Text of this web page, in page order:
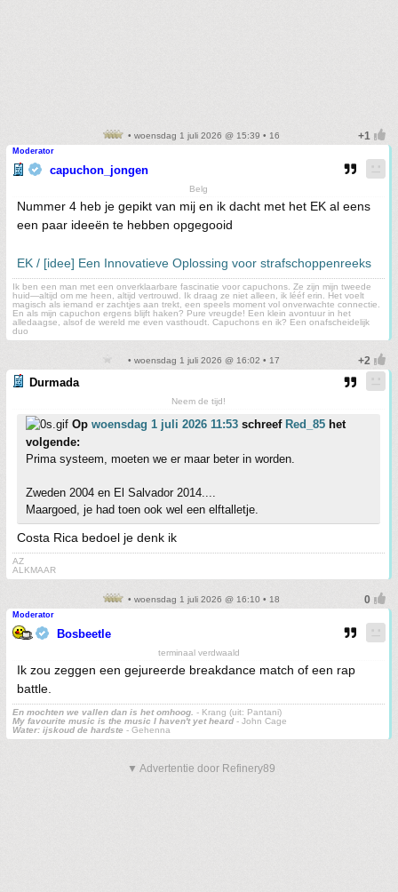
• woensdag 1 juli 2026 @ 15:39 • 16
Moderator
capuchon_jongen
Belg
Nummer 4 heb je gepikt van mij en ik dacht met het EK al eens
een paar ideeën te hebben opgegooid
EK / [idee] Een Innovatieve Oplossing voor strafschoppenreeks
Ik ben een man met een onverklaarbare fascinatie voor capuchons. Ze zijn mijn tweede
huid—altijd om me heen, altijd vertrouwd. Ik draag ze niet alleen, ik lééf erin. Het voelt
magisch als iemand er zachtjes aan trekt, een speels moment vol onverwachte connectie.
En als mijn capuchon ergens blijft haken? Pure vreugde! Een klein avontuur in het
alledaagse, alsof de wereld me even vasthoudt. Capuchons en ik? Een onafscheidelijk
duo
• woensdag 1 juli 2026 @ 16:02 • 17
Durmada
Neem de tijd!
Op woensdag 1 juli 2026 11:53 schreef Red_85 het
volgende:
Prima systeem, moeten we er maar beter in worden.
Zweden 2004 en El Salvador 2014....
Maargoed, je had toen ook wel een elftalletje.
Costa Rica bedoel je denk ik
AZ
ALKMAAR
• woensdag 1 juli 2026 @ 16:10 • 18
Moderator
Bosbeetle
terminaal verdwaald
Ik zou zeggen een gejureerde breakdance match of een rap
battle.
En mochten we vallen dan is het omhoog. - Krang (uit: Pantani)
My favourite music is the music I haven't yet heard - John Cage
Water: ijskoud de hardste - Gehenna
▼ Advertentie door Refinery89